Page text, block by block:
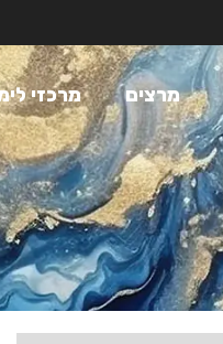
מרצים מרכזי